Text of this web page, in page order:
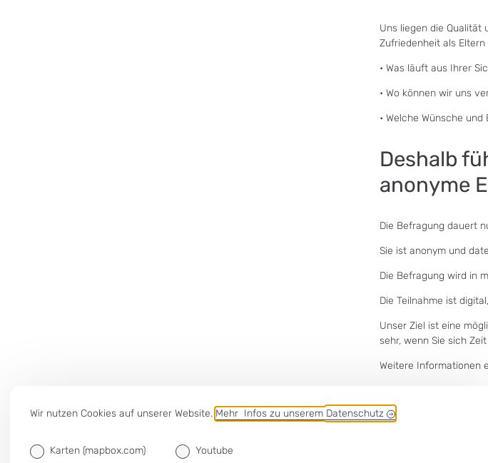
Wir nutzen Cookies auf unserer Website. Mehr Infos zu unserem Datenschutz
Karten (mapbox.com) Youtube
Uns liegen die Qualität
Zufriedenheit als
• Was läuft aus Ihrer
• Wo können wir uns
• Welche Wünsche
Deshalb
anonyme
Die Befragung dauert
Sie ist anonym und
Die Befragung wird in
Die Teilnahme ist
Unser Ziel ist eine
sehr, wenn Sie sich
Weitere Informationen